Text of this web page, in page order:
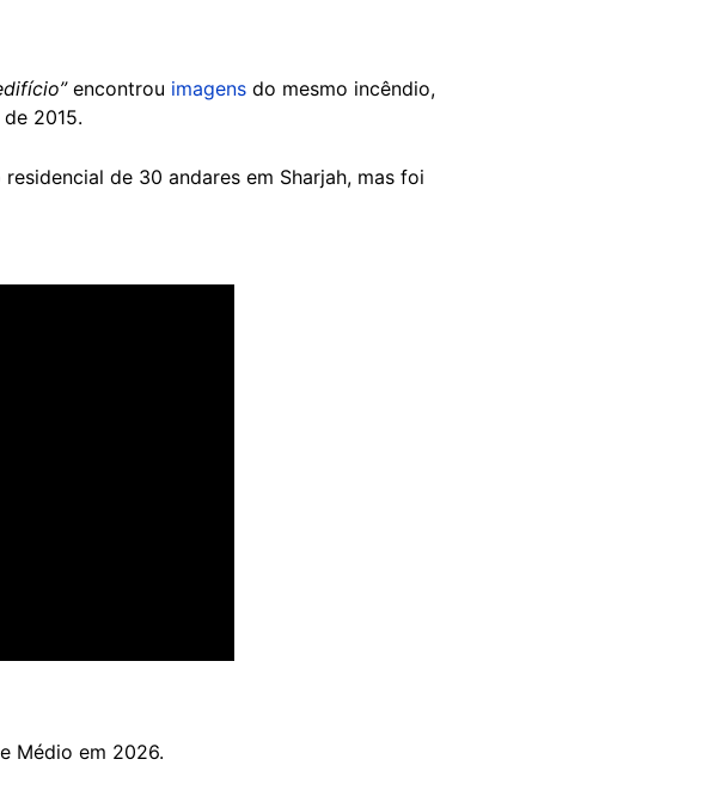
encontrou imagens do mesmo incêndio,
2015.
de 30 andares em Sharjah, mas foi
Médio em 2026.